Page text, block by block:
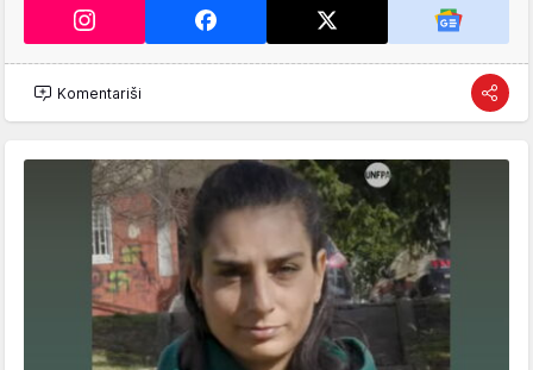
Komentariši